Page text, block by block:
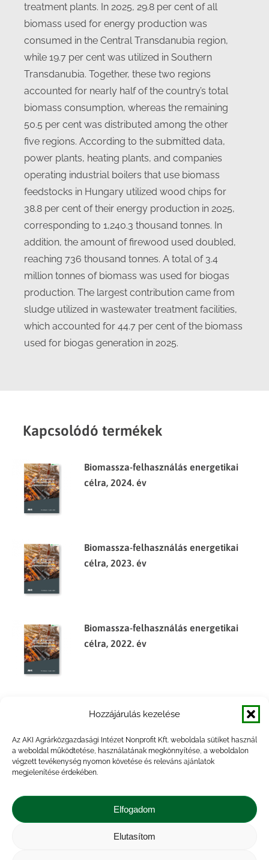
Hozzájárulás kezelése
Az AKI Agrárközgazdasági Intézet Nonprofit Kft. weboldala sütiket használ
a weboldal működtetése, használatának megkönnyítése, a weboldalon
végzett tevékenység nyomon követése és releváns ajánlatok
megjelenítése érdekében.
Elfogadom
Elutasítom
treatment plants. In 2025, 29.8 per cent of all
biomass used for energy production was
consumed in the Central Transdanubia region,
while 19.7 per cent was utilized in Southern
Transdanubia. Together, these two regions
accounted for nearly half of the country’s total
biomass consumption, whereas the remaining
50.5 per cent was distributed among the other
five regions. According to the submitted data,
power plants, heating plants, and companies
operating industrial boilers that use biomass
feedstocks in Hungary utilized wood chips for
38.8 per cent of their energy production in 2025,
corresponding to 1,240.3 thousand tonnes. In
addition, the amount of firewood used doubled,
reaching 736 thousand tonnes. A total of 3.4
million tonnes of biomass was used for biogas
production. The largest contribution came from
sludge utilized in wastewater treatment facilities,
which accounted for 44.7 per cent of the biomass
used for biogas generation in 2025.
Kapcsolódó termékek
Biomassza-felhasználás energetikai
célra, 2024. év
Biomassza-felhasználás energetikai
célra, 2023. év
Biomassza-felhasználás energetikai
célra, 2022. év
Biomassza-felhasználás energetikai
bioüzemanyagok termelésének piaci
kilátásai